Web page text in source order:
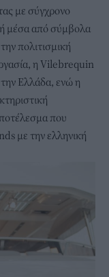
με σύγχρονο
μέσα από σύμβολα
πολιτισμική
η Vilebrequin
την Ελλάδα, ενώ η
που
με την ελληνική